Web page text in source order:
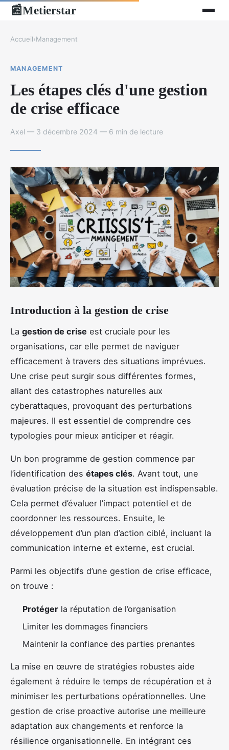
📰Metierstar
Accueil›Management
MANAGEMENT
Les étapes clés d'une gestion
de crise efficace
Axel — 3 décembre 2024 — 6 min de lecture
Introduction à la gestion de crise
La gestion de crise est cruciale pour les
organisations, car elle permet de naviguer
efficacement à travers des situations imprévues.
Une crise peut surgir sous différentes formes,
allant des catastrophes naturelles aux
cyberattaques, provoquant des perturbations
majeures. Il est essentiel de comprendre ces
typologies pour mieux anticiper et réagir.
Un bon programme de gestion commence par
l’identification des étapes clés. Avant tout, une
évaluation précise de la situation est indispensable.
Cela permet d’évaluer l’impact potentiel et de
coordonner les ressources. Ensuite, le
développement d’un plan d’action ciblé, incluant la
communication interne et externe, est crucial.
Parmi les objectifs d’une gestion de crise efficace,
on trouve :
Protéger la réputation de l’organisation
Limiter les dommages financiers
Maintenir la confiance des parties prenantes
La mise en œuvre de stratégies robustes aide
également à réduire le temps de récupération et à
minimiser les perturbations opérationnelles. Une
gestion de crise proactive autorise une meilleure
adaptation aux changements et renforce la
résilience organisationnelle. En intégrant ces